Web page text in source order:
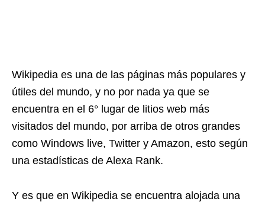
Wikipedia es una de las páginas más populares y
útiles del mundo, y no por nada ya que se
encuentra en el 6° lugar de litios web más
visitados del mundo, por arriba de otros grandes
como Windows live, Twitter y Amazon, esto según
una estadísticas de Alexa Rank.
Y es que en Wikipedia se encuentra alojada una